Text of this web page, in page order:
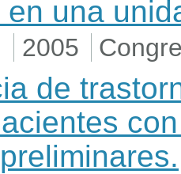
una
2005
de